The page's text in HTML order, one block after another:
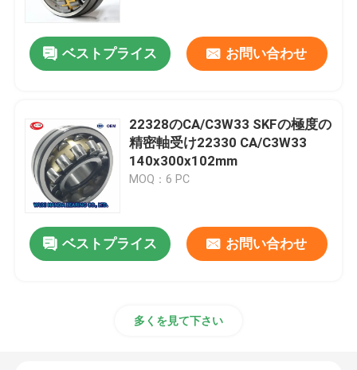
私達について
工場旅行
私達に連絡しなさい
ニュース
場合
ベストプライス お問い合わせ
22328のCA/C3W33 SKFの極度の
精密軸受け22330 CA/C3W33
140x300x102mm
MOQ：6 PC
ベストプライス お問い合わせ
多くを見て下さい